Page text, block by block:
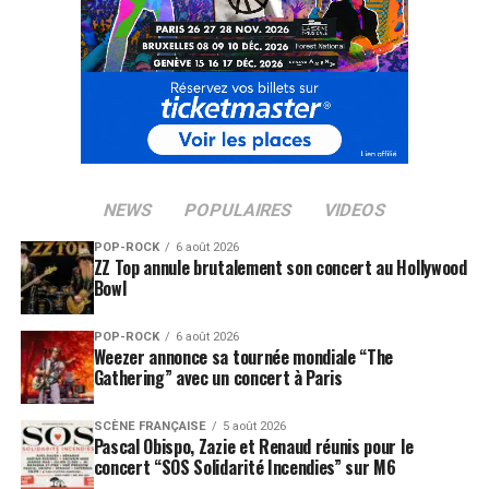
NEWS POPULAIRES VIDEOS
POP-ROCK 6 août 2026
ZZ Top annule brutalement son concert au Hollywood
Bowl
POP-ROCK 6 août 2026
Weezer annonce sa tournée mondiale “The
Gathering” avec un concert à Paris
SCÈNE FRANÇAISE 5 août 2026
Pascal Obispo, Zazie et Renaud réunis pour le
concert “SOS Solidarité Incendies” sur M6